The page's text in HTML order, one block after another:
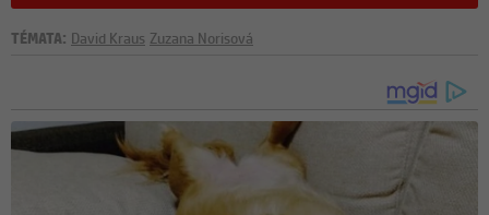
TÉMATA: David Kraus Zuzana Norisová